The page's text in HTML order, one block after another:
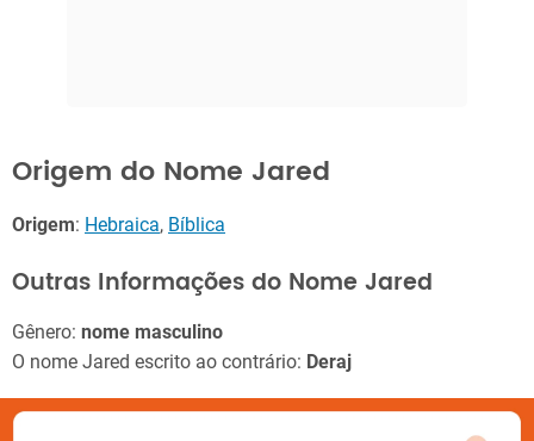
Origem do Nome Jared
Origem: Hebraica, Bíblica
Outras Informações do Nome Jared
Gênero: nome masculino
O nome Jared escrito ao contrário: Deraj